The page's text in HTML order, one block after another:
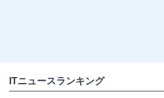
ITニュースランキング